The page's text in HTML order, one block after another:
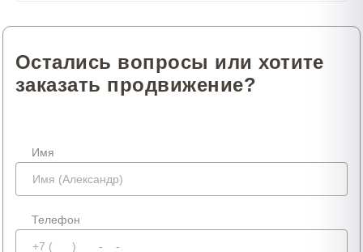
Остались вопросы или хотите
заказать продвижение?
Имя
Телефон